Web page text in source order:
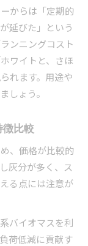
からは「定期的
延びた」という
ンニングコスト
ワイトと、さほ
れます。用途や
しょう。
徴比較
、価格が比較的
灰分が多く、ス
る点には注意が
バイオマスを利
荷低減に貢献す